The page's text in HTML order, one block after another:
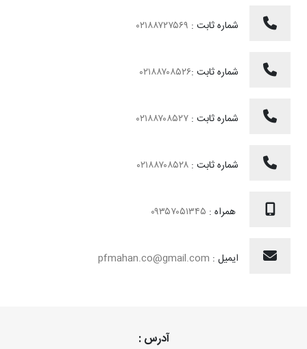
شماره ثابت :
شماره ثابت :۰۲۱۸۸۷۰۸۵۲۶
شماره ثابت :
شماره ثابت :
همراه :
ایمیل : pfmahan.co@gmail.com
آدرس :